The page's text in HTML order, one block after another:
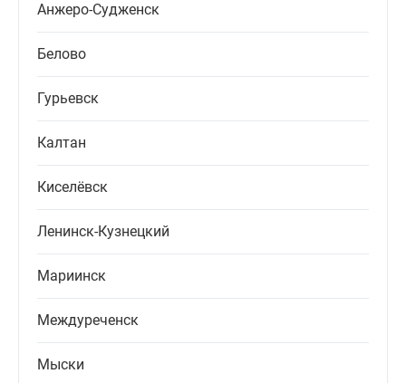
Анжеро-Судженск
Белово
Гурьевск
Калтан
Киселёвск
Ленинск-Кузнецкий
Мариинск
Междуреченск
Мыски